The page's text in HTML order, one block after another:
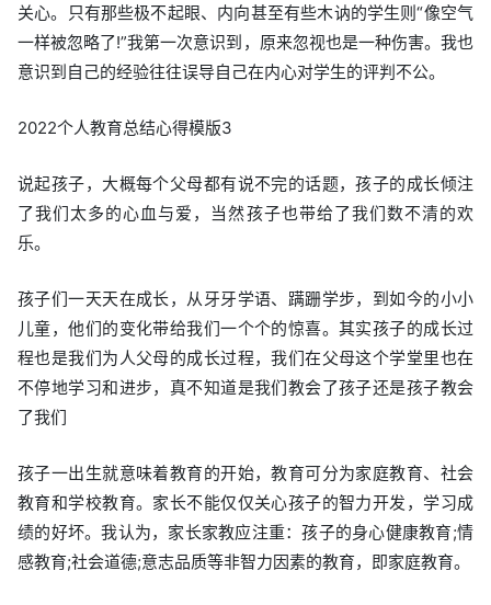
关心。只有那些极不起眼、内向甚至有些木讷的学生则“像空气
一样被忽略了!”我第一次意识到，原来忽视也是一种伤害。我也
意识到自己的经验往往误导自己在内心对学生的评判不公。
2022个人教育总结心得模版3
说起孩子，大概每个父母都有说不完的话题，孩子的成长倾注
了我们太多的心血与爱，当然孩子也带给了我们数不清的欢
乐。
孩子们一天天在成长，从牙牙学语、蹒跚学步，到如今的小小
儿童，他们的变化带给我们一个个的惊喜。其实孩子的成长过
程也是我们为人父母的成长过程，我们在父母这个学堂里也在
不停地学习和进步，真不知道是我们教会了孩子还是孩子教会
了我们
孩子一出生就意味着教育的开始，教育可分为家庭教育、社会
教育和学校教育。家长不能仅仅关心孩子的智力开发，学习成
绩的好坏。我认为，家长家教应注重：孩子的身心健康教育;情
感教育;社会道德;意志品质等非智力因素的教育，即家庭教育。